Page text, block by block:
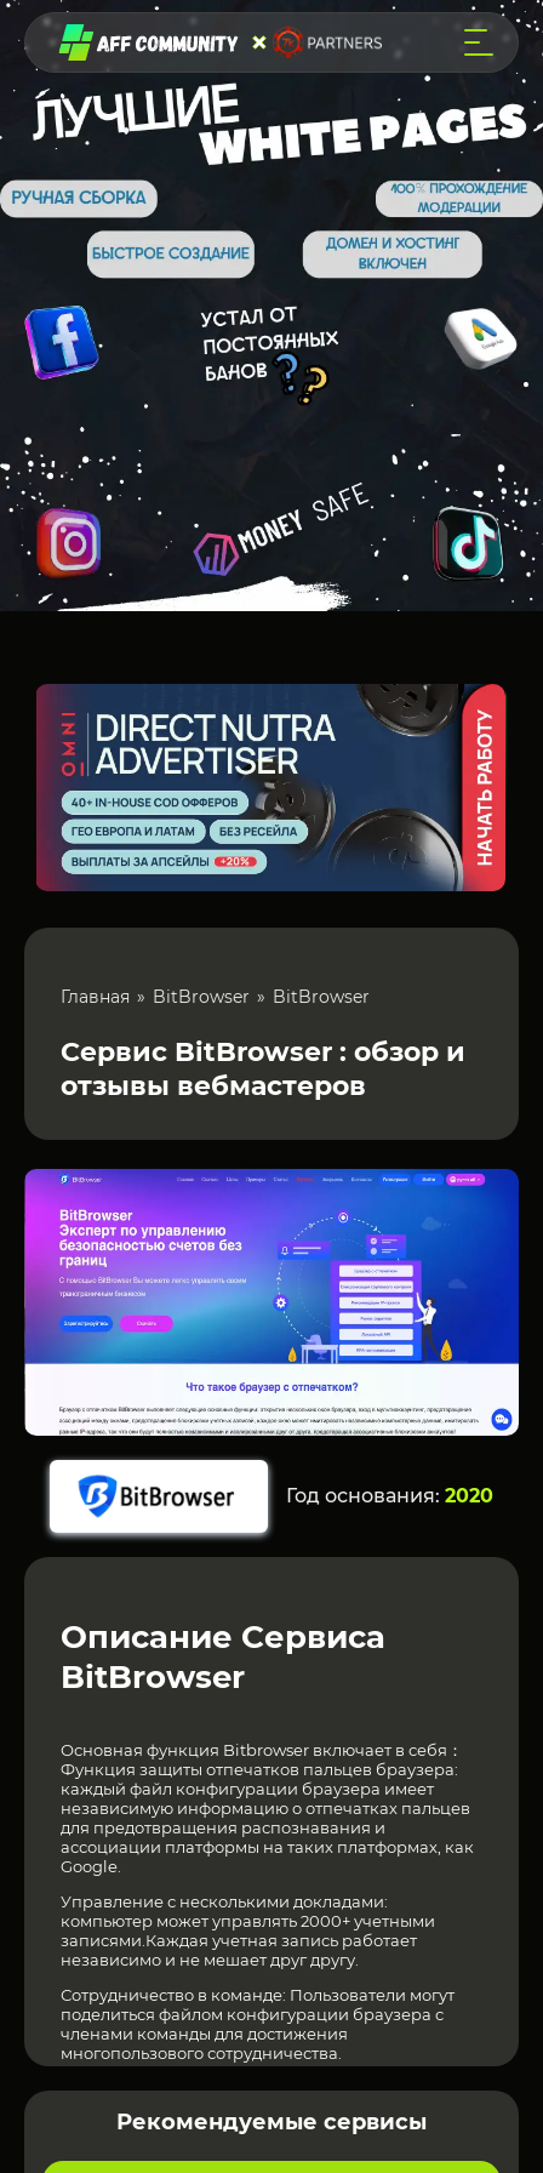
Главная BitBrowser BitBrowser
Сервис BitBrowser : обзор и
отзывы вебмастеров
Год основания: 2020
Описание Сервиса
BitBrowser
Основная функция Bitbrowser включает в себя：
Функция защиты отпечатков пальцев браузера:
каждый файл конфигурации браузера имеет
независимую информацию о отпечатках пальцев
для предотвращения распознавания и
ассоциации платформы на таких платформах, как
Google.
Управление с несколькими докладами:
компьютер может управлять 2000+ учетными
записями.Каждая учетная запись работает
независимо и не мешает друг другу.
Сотрудничество в команде: Пользователи могут
поделиться файлом конфигурации браузера с
членами команды для достижения
многопользового сотрудничества.
Официальный сайт BitBrowserпо ссылке.
Автоматизация RPA: с помощью функции RPA она
обрабатывать различные веб -задачи, тем самым
Рекомендуемые сервисы